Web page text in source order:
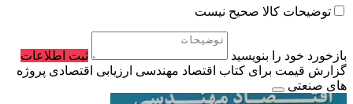
توضیحات کالا صحیح نیست
بازخورد خود را بنویسید
ثبت اطلاعات
گزارش قیمت برای کتاب اقتصاد مهندسی ارزیابی اقتصادی پروژه
های صنعتی